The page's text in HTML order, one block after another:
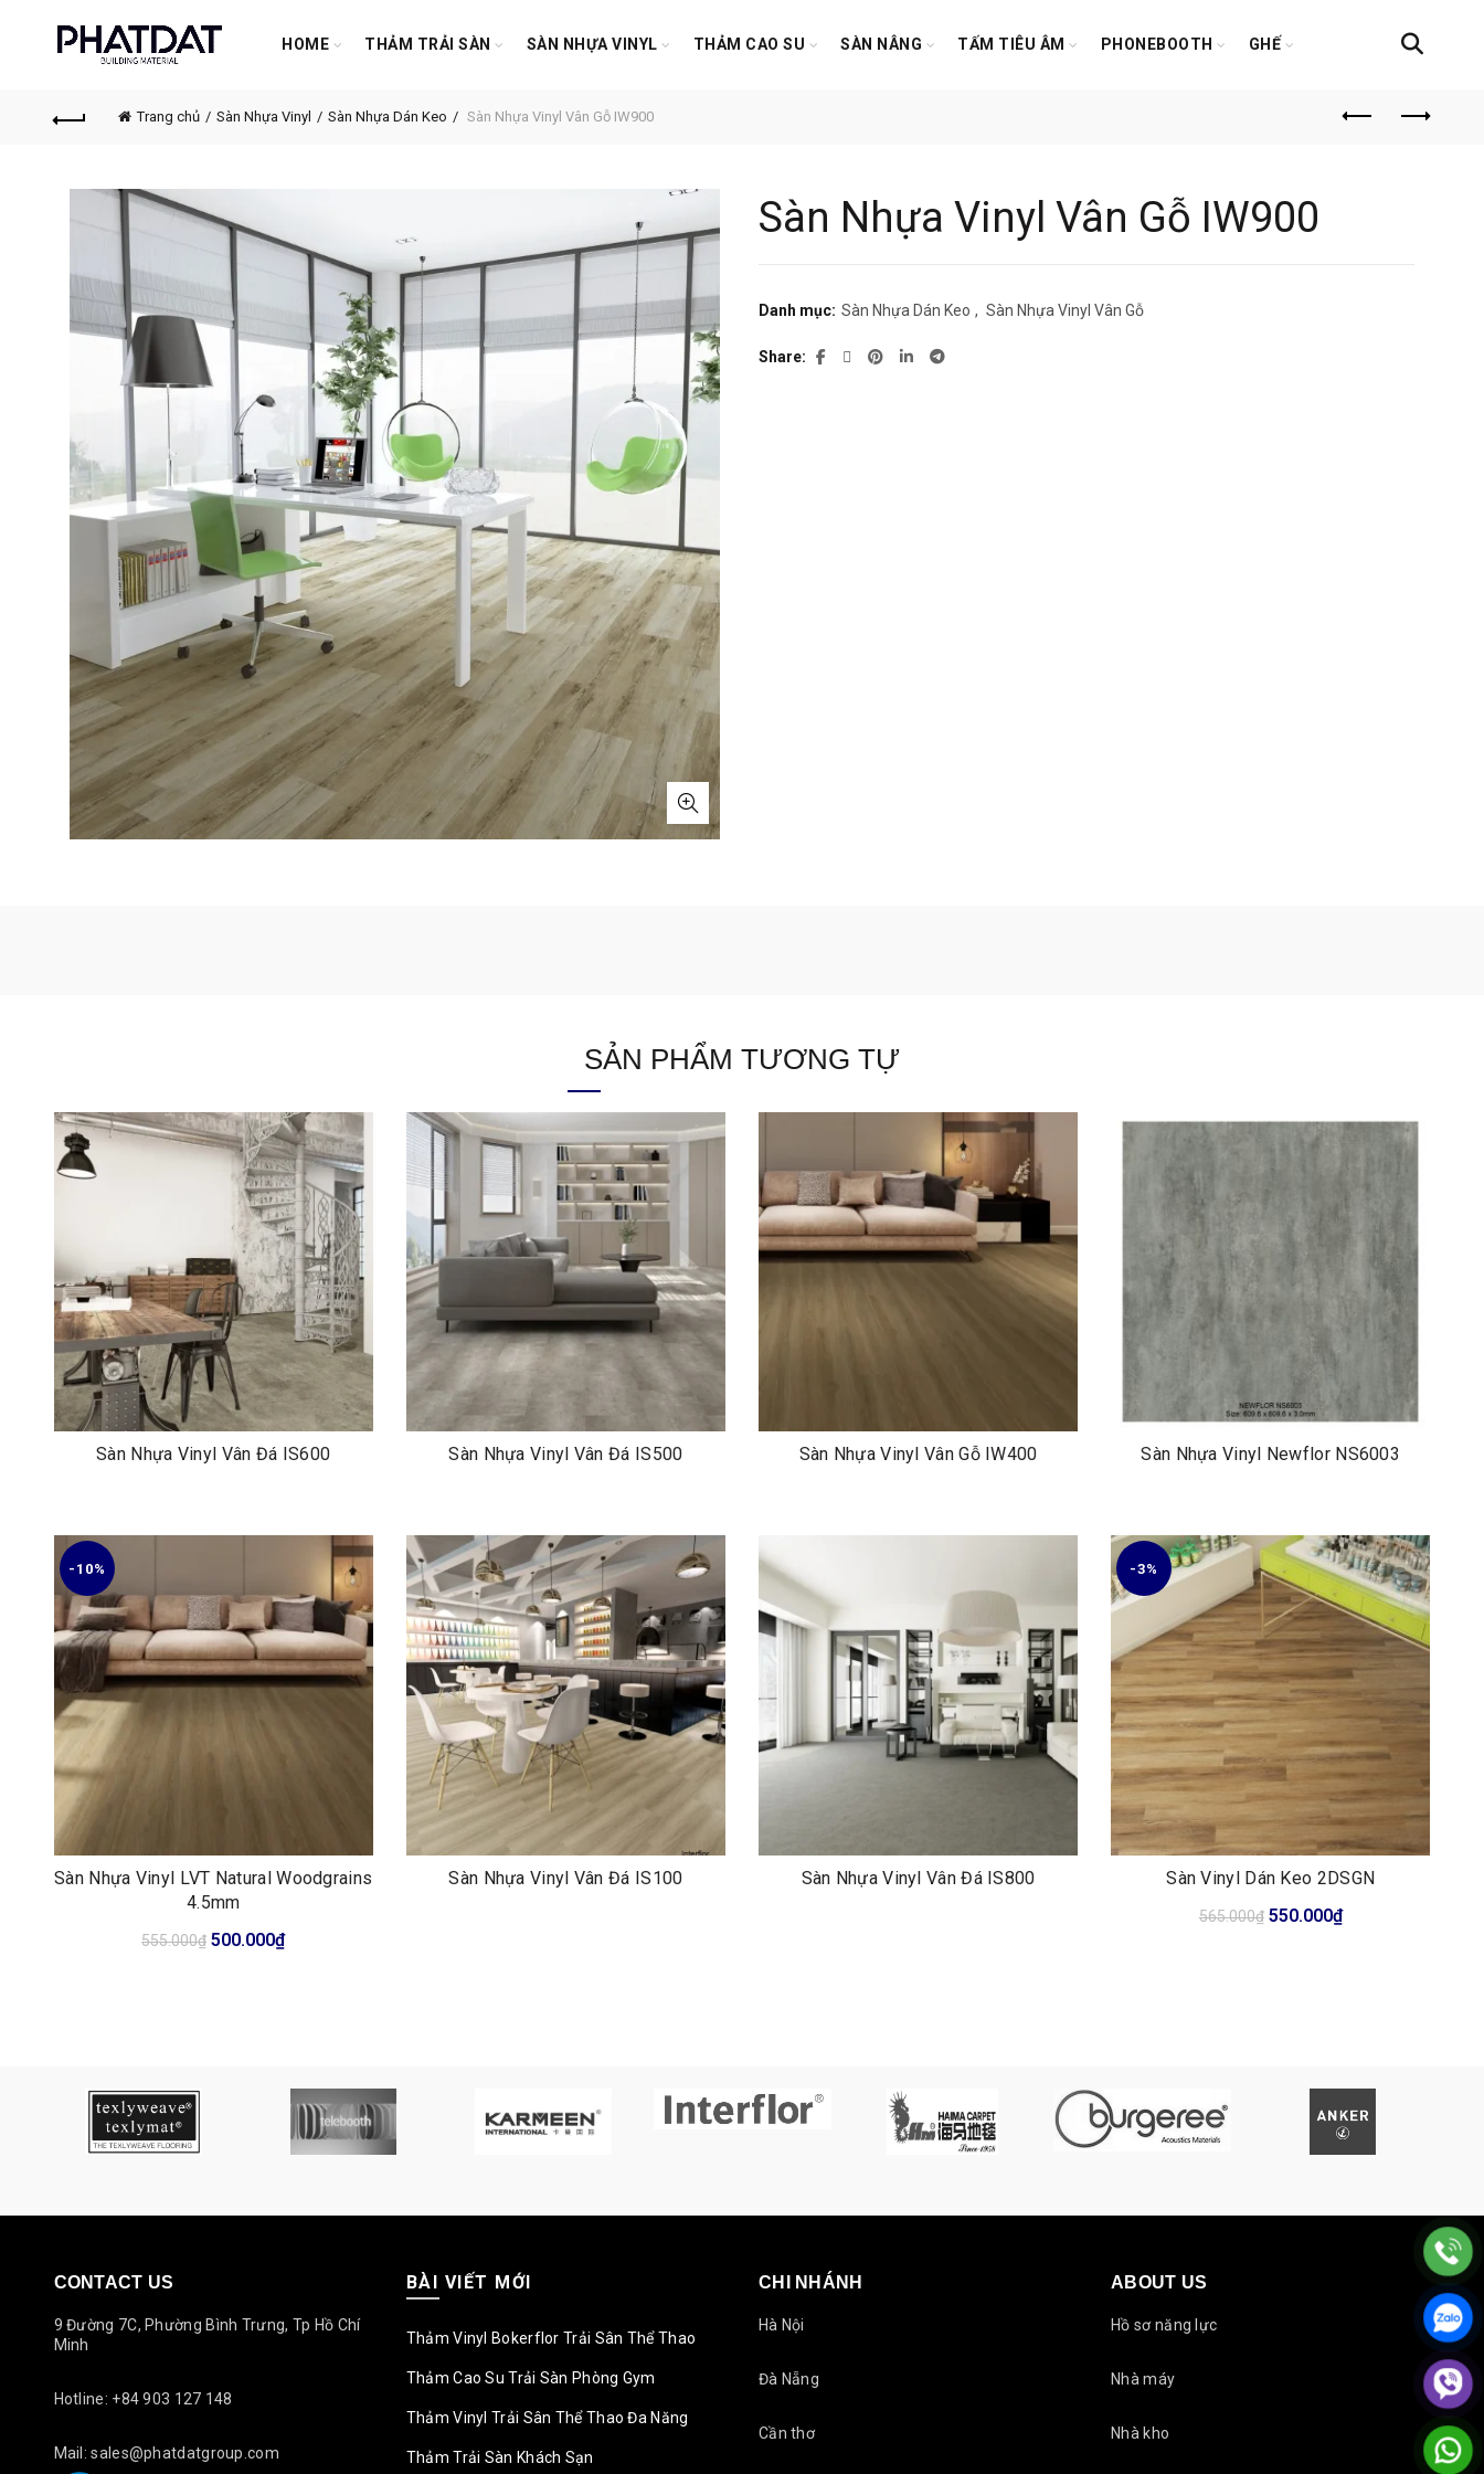
HOME THẢM TRẢI SÀN SÀN NHỰA VINYL THẢM CAO SU SÀN NÂNG TẤM TIÊU ÂM PHONEBOOTH GHẾ
Trang chủ Sàn Nhựa Vinyl Sàn Nhựa Dán Keo Sàn Nhựa Vinyl Vân Gỗ IW900
Sàn Nhựa Vinyl Vân Gỗ IW900
Danh mục: Sàn Nhựa Dán Keo , Sàn Nhựa Vinyl Vân Gỗ
Share
SẢN PHẨM TƯƠNG TỰ
Sàn Nhựa Vinyl Vân Đá IS600 Sàn Nhựa Vinyl Vân Đá IS500 Sàn Nhựa Vinyl Vân Gỗ IW400 Sàn Nhựa Vinyl Newflor NS6003
-10%
Sàn Nhựa Vinyl LVT Natural Woodgrains
4.5mm
555.000₫ Giá
500.000₫Giá
Sàn Nhựa Vinyl Vân Đá IS100 Sàn Nhựa Vinyl Vân Đá IS800
-3%
Sàn Vinyl Dán Keo 2DSGN
565.000₫ Giá
550.000₫Giá
CONTACT US
9 Đường 7C, Phường Bình Trưng, Tp Hồ Chí
Minh
Hotline: +84 903 127 148
Mail: sales@phatdatgroup.com
BÀI VIẾT MỚI
Thảm Vinyl Bokerflor Trải Sân Thể Thao
Thảm Cao Su Trải Sàn Phòng Gym
Thảm Vinyl Trải Sân Thể Thao Đa Năng
Thảm Trải Sàn Khách Sạn
CHI NHÁNH
Hà Nội
Đà Nẵng
Cần thơ
ABOUT US
Hồ sơ năng lực
Nhà máy
Nhà kho